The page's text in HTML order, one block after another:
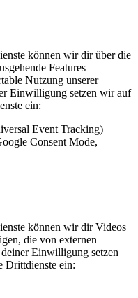
können wir dir über die
Features
Nutzung unserer
Einwilligung setzen wir auf
ein:
Event Tracking)
Consent Mode,
können wir dir Videos
die von externen
Einwilligung setzen
Drittdienste ein: